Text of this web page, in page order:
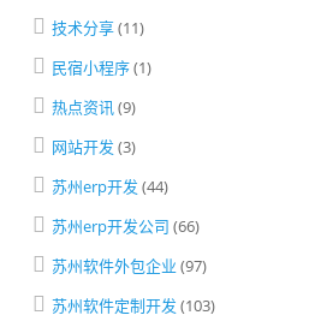
技术分享(11)
民宿小程序(1)
热点资讯(9)
网站开发 (3)
苏州erp开发 (44)
苏州erp开发公司 (66)
苏州软件外包企业 (97)
苏州软件定制开发 (103)